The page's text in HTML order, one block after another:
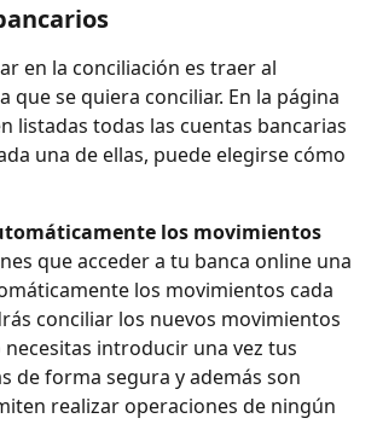
en la conciliación es traer al
se quiera conciliar. En la página
listadas todas las cuentas bancarias
una de ellas, puede elegirse cómo
los movimientos
que acceder a tu banca online una
los movimientos cada
conciliar los nuevos movimientos
introducir una vez tus
de forma segura y además son
realizar operaciones de ningún